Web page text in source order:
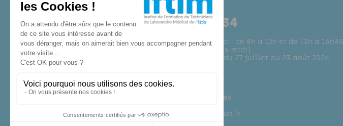
04 72 32 50 34
Du Lundi au vendredi : de 8h à 12h et de 13h à 16h45
(sauf mercredi après-midi)
Fermeture estivale du 27 juillet au 23 août 2026
IFTLM
10 Place des Archives
iftlm@univ-catholyon.fr